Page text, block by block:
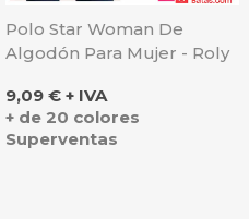
Polo Star Woman De
Algodón Para Mujer - Roly
Precio
9,09 € + IVA
+ de 20 colores
Superventas